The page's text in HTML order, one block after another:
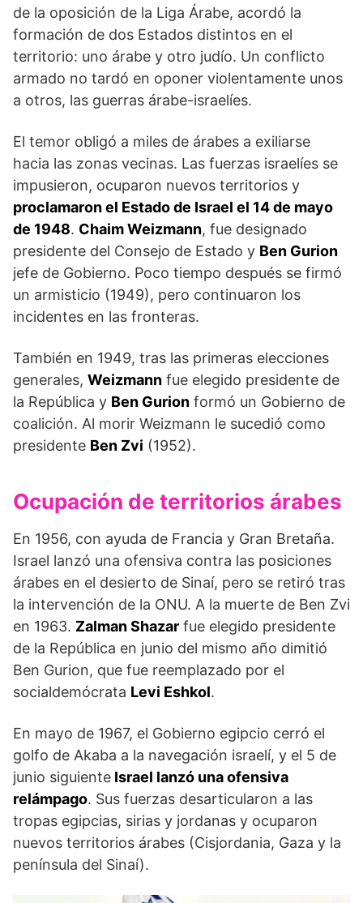
de la oposición de la Liga Árabe, acordó la
formación de dos Estados distintos en el
territorio: uno árabe y otro judío. Un conflicto
armado no tardó en oponer violentamente unos
a otros, las guerras árabe-israelíes.
El temor obligó a miles de árabes a exiliarse
hacia las zonas vecinas. Las fuerzas israelíes se
impusieron, ocuparon nuevos territorios y
proclamaron el Estado de Israel el 14 de mayo
de 1948. Chaim Weizmann, fue designado
presidente del Consejo de Estado y Ben Gurion
jefe de Gobierno. Poco tiempo después se firmó
un armisticio (1949), pero continuaron los
incidentes en las fronteras.
También en 1949, tras las primeras elecciones
generales, Weizmann fue elegido presidente de
la República y Ben Gurion formó un Gobierno de
coalición. Al morir Weizmann le sucedió como
presidente Ben Zvi (1952).
Ocupación de territorios árabes
En 1956, con ayuda de Francia y Gran Bretaña.
Israel lanzó una ofensiva contra las posiciones
árabes en el desierto de Sinaí, pero se retiró tras
la intervención de la ONU. A la muerte de Ben Zvi
en 1963. Zalman Shazar fue elegido presidente
de la República en junio del mismo año dimitió
Ben Gurion, que fue reemplazado por el
socialdemócrata Levi Eshkol.
En mayo de 1967, el Gobierno egipcio cerró el
golfo de Akaba a la navegación israelí, y el 5 de
junio siguiente Israel lanzó una ofensiva
relámpago. Sus fuerzas desarticularon a las
tropas egipcias, sirias y jordanas y ocuparon
nuevos territorios árabes (Cisjordania, Gaza y la
península del Sinaí).